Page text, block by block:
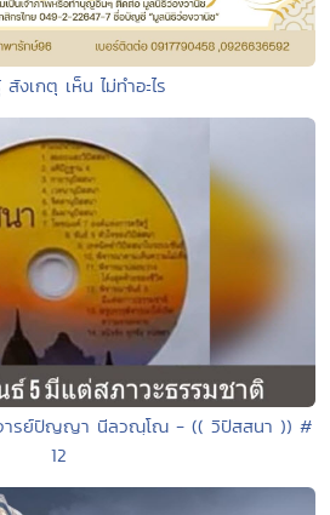
งเกตุ เห็น ไม่ทำอะไร
ารย์ปัญญา นีลวณฺโณ - (( วิปัสสนา )) #
12